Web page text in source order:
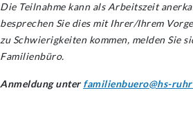
Die Teilnahme kann als Arbeitszeit
besprechen Sie dies mit Ihrer/Ihrem
zu Schwierigkeiten kommen, melden Sie
Familienbüro.
Anmeldung unter familienbuero@hs-